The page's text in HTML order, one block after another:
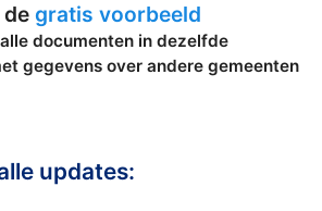
gratis voorbeeld
documenten in dezelfde
gegevens over andere gemeenten
updates: